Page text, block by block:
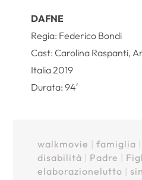
DAFNE
Regia: Federico Bondi
Cast: Carolina Raspanti,
Italia 2019
Durata: 94′
walkmovie famiglia
disabilità
Padre
elaborazionelutto